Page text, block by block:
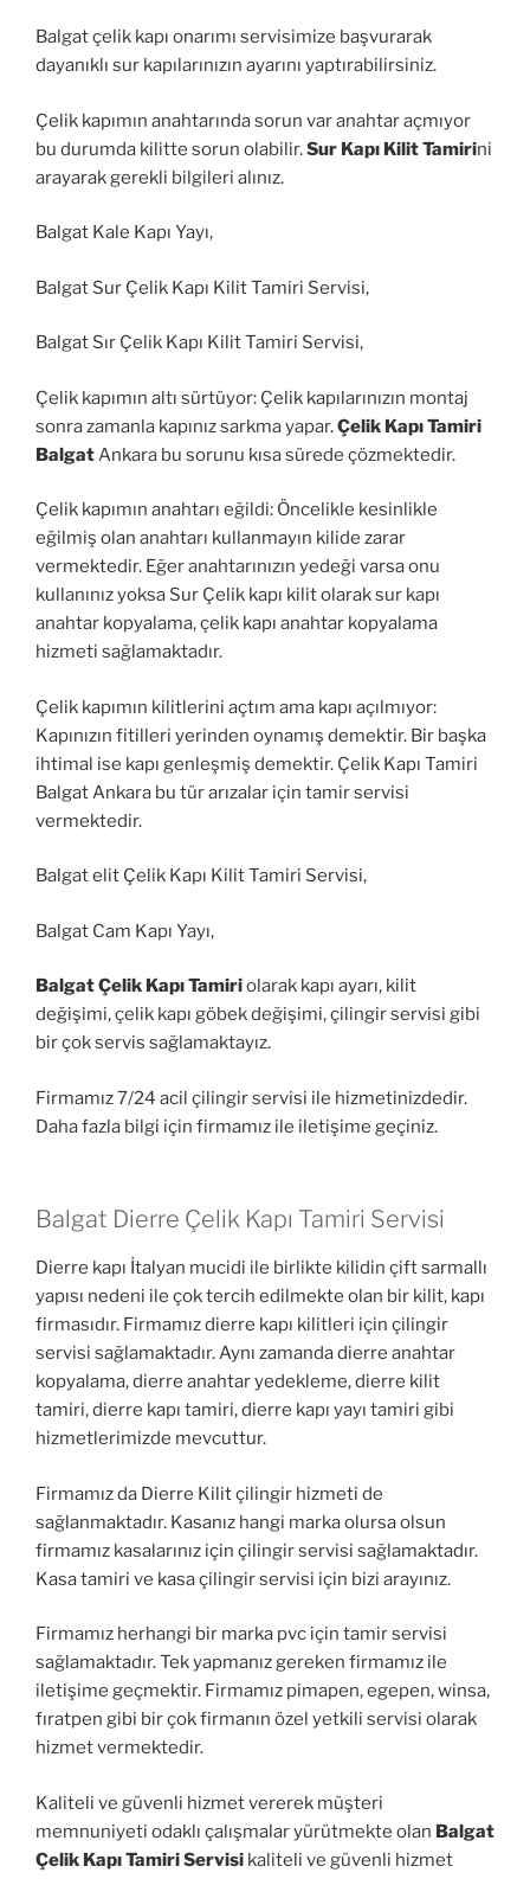
Balgat çelik kapı onarımı servisimize başvurarak
dayanıklı sur kapılarınızın ayarını yaptırabilirsiniz.
Çelik kapımın anahtarında sorun var anahtar açmıyor
bu durumda kilitte sorun olabilir.Sur Kapı Kilit Tamirini
arayarak gerekli bilgileri alınız.
Balgat Kale Kapı Yayı,
Balgat Sur Çelik Kapı Kilit Tamiri Servisi,
Balgat Sır Çelik Kapı Kilit Tamiri Servisi,
Çelik kapımın altı sürtüyor: Çelik kapılarınızın montaj
sonra zamanla kapınız sarkma yapar.Çelik Kapı Tamiri
Balgat Ankara bu sorunu kısa sürede çözmektedir.
Çelik kapımın anahtarı eğildi: Öncelikle kesinlikle
eğilmiş olan anahtarı kullanmayın kilide zarar
vermektedir. Eğer anahtarınızın yedeği varsa onu
kullanınız yoksa Sur Çelik kapı kilit olarak sur kapı
anahtar kopyalama, çelik kapı anahtar kopyalama
hizmeti sağlamaktadır.
Çelik kapımın kilitlerini açtım ama kapı açılmıyor:
Kapınızın fitilleri yerinden oynamış demektir. Bir başka
ihtimal ise kapı genleşmiş demektir. Çelik Kapı Tamiri
Balgat Ankara bu tür arızalar için tamir servisi
vermektedir.
Balgat elit Çelik Kapı Kilit Tamiri Servisi,
Balgat Cam Kapı Yayı,
Balgat Çelik Kapı Tamiriolarak kapı ayarı, kilit
değişimi, çelik kapı göbek değişimi, çilingir servisi gibi
bir çok servis sağlamaktayız.
Firmamız 7/24 acil çilingir servisi ile hizmetinizdedir.
Daha fazla bilgi için firmamız ile iletişime geçiniz.
Balgat Dierre Çelik Kapı Tamiri Servisi
Dierre kapı İtalyan mucidi ile birlikte kilidin çift sarmallı
yapısı nedeni ile çok tercih edilmekte olan bir kilit, kapı
firmasıdır. Firmamız dierre kapı kilitleri için çilingir
servisi sağlamaktadır. Aynı zamanda dierre anahtar
kopyalama, dierre anahtar yedekleme, dierre kilit
tamiri, dierre kapı tamiri, dierre kapı yayı tamiri gibi
hizmetlerimizde mevcuttur.
Firmamız da Dierre Kilit çilingir hizmeti de
sağlanmaktadır. Kasanız hangi marka olursa olsun
firmamız kasalarınız için çilingir servisi sağlamaktadır.
Kasa tamiri ve kasa çilingir servisi için bizi arayınız.
Firmamız herhangi bir marka pvc için tamir servisi
sağlamaktadır. Tek yapmanız gereken firmamız ile
iletişime geçmektir. Firmamız pimapen, egepen, winsa,
fıratpen gibi bir çok firmanın özel yetkili servisi olarak
hizmet vermektedir.
Kaliteli ve güvenli hizmet vererek müşteri
memnuniyeti odaklı çalışmalar yürütmekte olan Balgat
Çelik Kapı Tamiri Servisi kaliteli ve güvenli hizmet